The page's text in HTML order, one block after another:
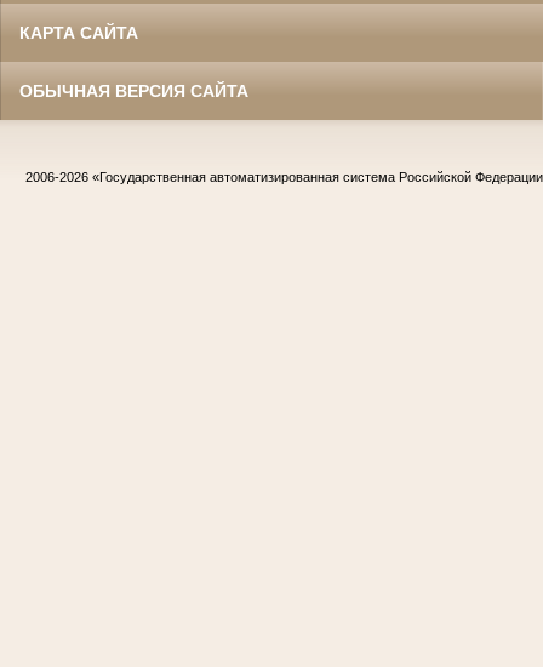
КАРТА САЙТА
ОБЫЧНАЯ ВЕРСИЯ САЙТА
2006-2026 «Государственная автоматизированная система Российской